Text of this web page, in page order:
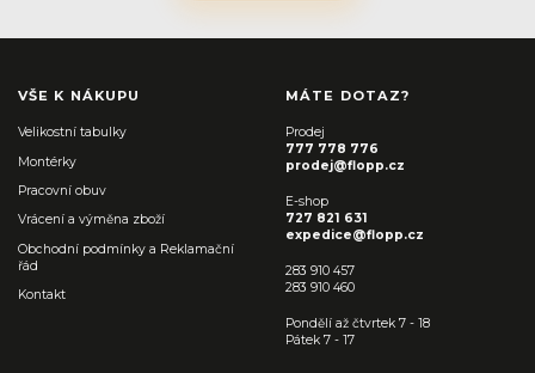
VŠE K NÁKUPU
Velikostní tabulky
Montérky
Pracovní obuv
Vrácení a výměna zboží
Obchodní podmínky a Reklamační
řád
Kontakt
MÁTE DOTAZ?
Prodej
777 778 776
prodej@flopp.cz
E-shop
727 821 631
expedice@flopp.cz
283 910 457
283 910 460
Pondělí až čtvrtek 7 - 18
Pátek 7 - 17